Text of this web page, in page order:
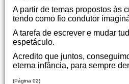
A partir de temas propostos às
tendo como fio condutor
A tarefa de escrever e mudar
espetáculo.
Acredito que juntos,
eterna infância, para sempre
(Página 02)